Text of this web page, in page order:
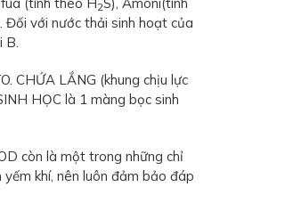
(tính theo H2S), Amoni(tính
với nước thải sinh hoạt của
B.
CHỨA LẮNG (khung chịu lực
HỌC là 1 màng bọc sinh
còn là một trong những chỉ
khí, nên luôn đảm bảo đáp